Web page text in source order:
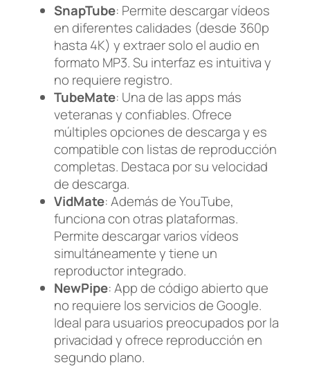
SnapTube: Permite descargar vídeos
en diferentes calidades (desde 360p
hasta 4K) y extraer solo el audio en
formato MP3. Su interfaz es intuitiva y
no requiere registro.
TubeMate: Una de las apps más
veteranas y confiables. Ofrece
múltiples opciones de descarga y es
compatible con listas de reproducción
completas. Destaca por su velocidad
de descarga.
VidMate: Además de YouTube,
funciona con otras plataformas.
Permite descargar varios vídeos
simultáneamente y tiene un
reproductor integrado.
NewPipe: App de código abierto que
no requiere los servicios de Google.
Ideal para usuarios preocupados por la
privacidad y ofrece reproducción en
segundo plano.